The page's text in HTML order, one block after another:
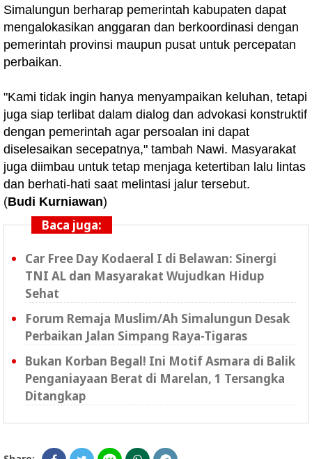
Simalungun berharap pemerintah kabupaten dapat
mengalokasikan anggaran dan berkoordinasi dengan
pemerintah provinsi maupun pusat untuk percepatan
perbaikan.
"Kami tidak ingin hanya menyampaikan keluhan, tetapi
juga siap terlibat dalam dialog dan advokasi konstruktif
dengan pemerintah agar persoalan ini dapat
diselesaikan secepatnya," tambah Nawi. Masyarakat
juga diimbau untuk tetap menjaga ketertiban lalu lintas
dan berhati-hati saat melintasi jalur tersebut.
(Budi Kurniawan)
Baca juga:
Car Free Day Kodaeral I di Belawan: Sinergi
TNI AL dan Masyarakat Wujudkan Hidup
Sehat
Forum Remaja Muslim/Ah Simalungun Desak
Perbaikan Jalan Simpang Raya-Tigaras
Bukan Korban Begal! Ini Motif Asmara di Balik
Penganiayaan Berat di Marelan, 1 Tersangka
Ditangkap